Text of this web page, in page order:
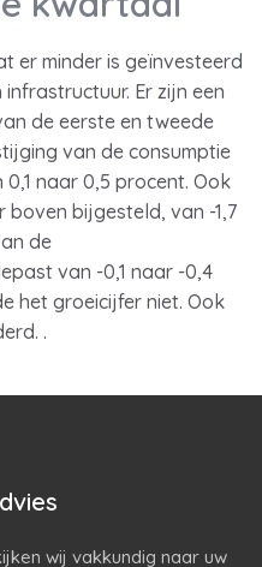
er minder is geïnvesteerd
Er zijn een
de eerste en tweede
van de consumptie
naar 0,5 procent. Ook
boven bijgesteld, van -1,7
de
van -0,1 naar -0,4
het groeicijfer niet. Ook
.
wij vakkundig naar uw